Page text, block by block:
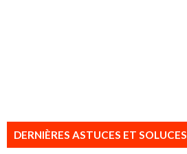
DERNIÈRES ASTUCES ET SOLUCES